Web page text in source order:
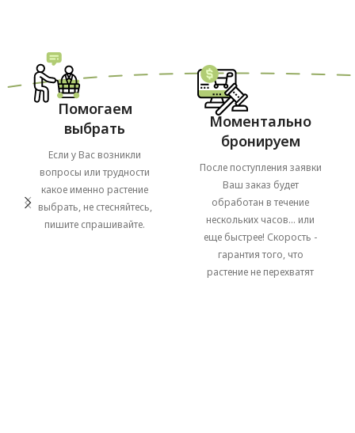
Помогаем
выбрать
Если у Вас возникли
вопросы или трудности
какое именно растение
выбрать, не стесняйтесь,
пишите спрашивайте.
Моментально
бронируем
После поступления заявки
Ваш заказ будет
обработан в течение
нескольких часов... или
еще быстрее! Скорость -
гарантия того, что
растение не перехватят